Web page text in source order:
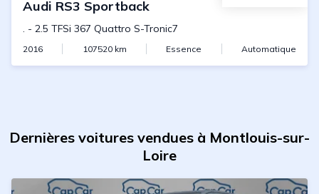
Audi RS3 Sportback
. - 2.5 TFSi 367 Quattro S-Tronic7
2016 107520km Essence Automatique
Dernières voitures vendues à Montlouis-sur-
Loire